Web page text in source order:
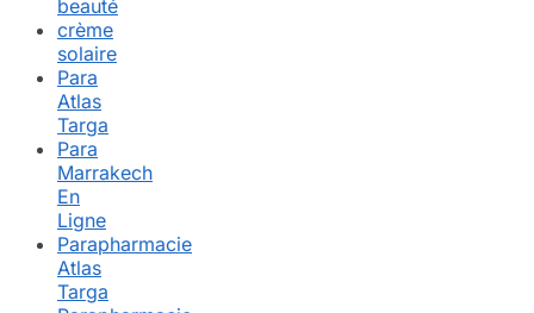
beauté
crème
solaire
Para
Atlas
Targa
Para
Marrakech
En
Ligne
Parapharmacie
Atlas
Targa